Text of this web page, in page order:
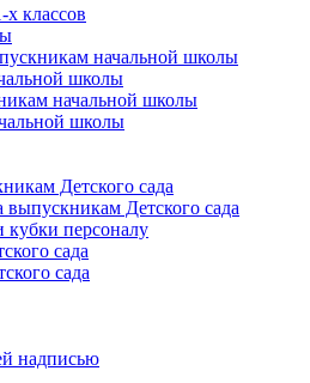
классов
начальной школы
школы
начальной школы
школы
Детского сада
Детского сада
кубки персоналу
сада
сада
надписью